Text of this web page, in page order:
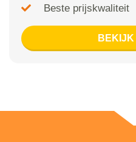
Beste prijskwaliteit